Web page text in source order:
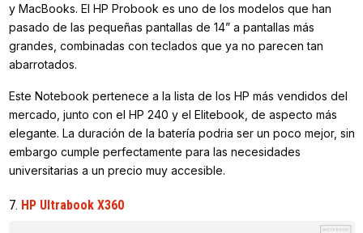
y MacBooks. El HP Probook es uno de los modelos que han
pasado de las pequeñas pantallas de 14” a pantallas más
grandes, combinadas con teclados que ya no parecen tan
abarrotados.
Este Notebook pertenece a la lista de los HP más vendidos del
mercado, junto con el HP 240 y el Elitebook, de aspecto más
elegante. La duración de la batería podria ser un poco mejor, sin
embargo cumple perfectamente para las necesidades
universitarias a un precio muy accesible.
7. HP Ultrabook X360